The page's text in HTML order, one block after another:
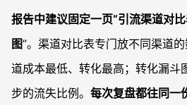
报告中建议固定一页“引流渠道对
图”。渠道对比表专门放不同渠道
道成本最低、转化最高；转化漏斗
步的流失比例。 每次复盘都往同一